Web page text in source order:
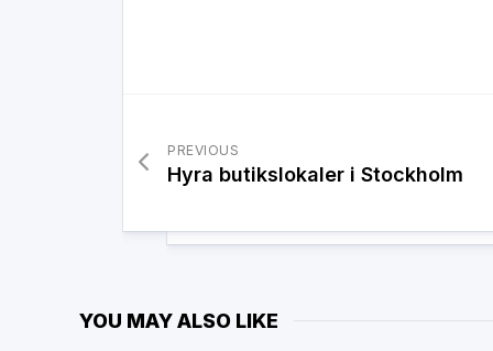
PREVIOUS
Hyra butikslokaler i Stockholm
YOU MAY ALSO LIKE